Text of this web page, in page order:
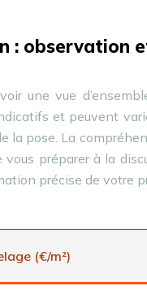
: observation
une vue
et peuvent
la pose. La
préparer à la
précise de votre
(€/m²)